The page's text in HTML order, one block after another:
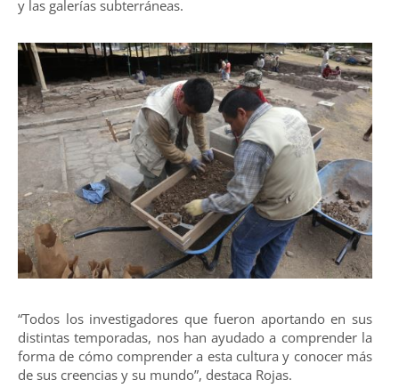
y las galerías subterráneas.
“Todos los investigadores que fueron aportando en sus
distintas temporadas, nos han ayudado a comprender la
forma de cómo comprender a esta cultura y conocer más
de sus creencias y su mundo”, destaca Rojas.